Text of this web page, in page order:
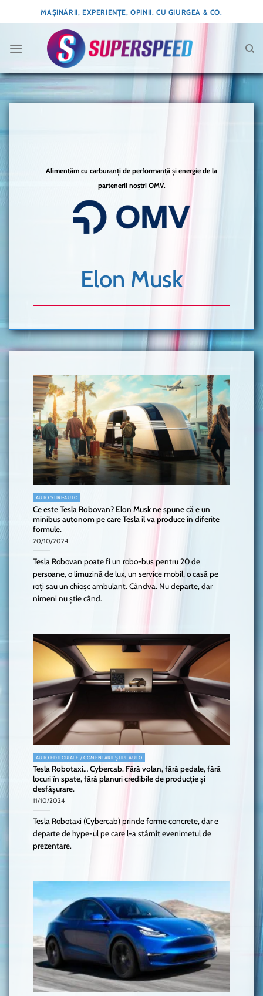
to
MAȘINĂRII, EXPERIENȚE, OPINII. CU GIURGEA & CO.
Alimentăm cu carburanți de performanță și energie de la
partenerii noștri OMV.
Elon Musk
AUTO ȘTIRI-AUTO
Ce este Tesla Robovan? Elon Musk ne spune că e un
minibus autonom pe care Tesla îl va produce în diferite
formule.
20/10/2024
Tesla Robovan poate fi un robo-bus pentru 20 de
persoane, o limuzină de lux, un service mobil, o casă pe
roți sau un chioșc ambulant. Cândva. Nu departe, dar
nimeni nu știe când.
AUTO EDITORIALE / COMENTARII ȘTIRI-AUTO
Tesla Robotaxi… Cybercab. Fără volan, fără pedale, fără
locuri în spate, fără planuri credibile de producție și
desfășurare.
11/10/2024
Tesla Robotaxi (Cybercab) prinde forme concrete, dar e
departe de hype-ul pe care l-a stârnit evenimetul de
prezentare.